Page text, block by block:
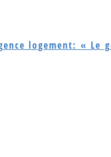
logement: « Le